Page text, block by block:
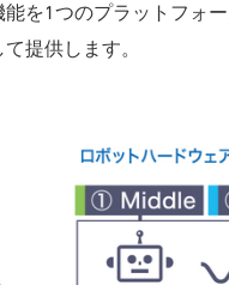
を1つのプラットフォ
提供します。